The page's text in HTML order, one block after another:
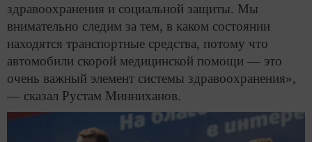
здравоохранения и социальной защиты. Мы
внимательно следим за тем, в каком состоянии
находятся транспортные средства, потому что
автомобили скорой медицинской помощи — это
очень важный элемент системы здравоохранения»,
— сказал Рустам Минниханов.